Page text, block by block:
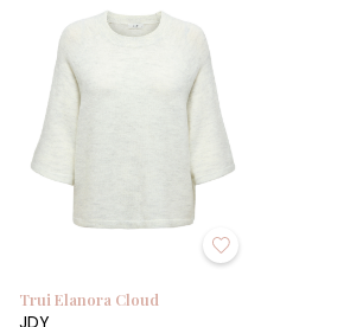
Trui Elanora Cloud
JDY